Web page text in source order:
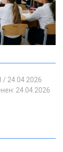
/ 24.04.2026
24.04.2026